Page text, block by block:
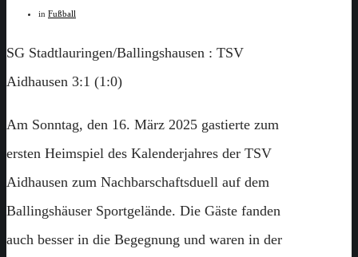
in Fußball
SG Stadtlauringen/Ballingshausen : TSV
Aidhausen 3:1 (1:0)
Am Sonntag, den 16. März 2025 gastierte zum
ersten Heimspiel des Kalenderjahres der TSV
Aidhausen zum Nachbarschaftsduell auf dem
Ballingshäuser Sportgelände. Die Gäste fanden
auch besser in die Begegnung und waren in der